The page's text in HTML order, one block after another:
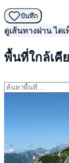
บันทึก
ดูเส้นทางผ่าน ได
พื้นที่ใกล้เคี